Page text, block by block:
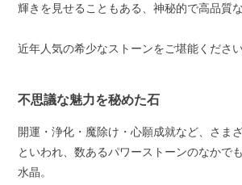
輝きを見せることもある、神秘的で高品質な
近年人気の希少なストーンをご堪能ください
不思議な魅力を秘めた石
開運・浄化・魔除け・心願成就など、さま
といわれ、数あるパワーストーンのなかで
水晶。